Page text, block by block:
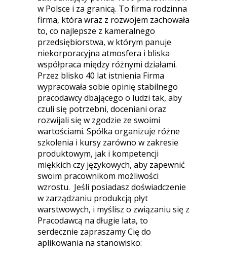
w Polsce i za granicą. To firma rodzinna
firma, która wraz z rozwojem zachowała
to, co najlepsze z kameralnego
przedsiębiorstwa, w którym panuje
niekorporacyjna atmosfera i bliska
współpraca między różnymi działami.
Przez blisko 40 lat istnienia Firma
wypracowała sobie opinię stabilnego
pracodawcy dbającego o ludzi tak, aby
czuli się potrzebni, doceniani oraz
rozwijali się w zgodzie ze swoimi
wartościami. Spółka organizuje różne
szkolenia i kursy zarówno w zakresie
produktowym, jak i kompetencji
miękkich czy językowych, aby zapewnić
swoim pracownikom możliwości
wzrostu. Jeśli posiadasz doświadczenie
w zarządzaniu produkcją płyt
warstwowych, i myślisz o związaniu się z
Pracodawcą na długie lata, to
serdecznie zapraszamy Cię do
aplikowania na stanowisko: